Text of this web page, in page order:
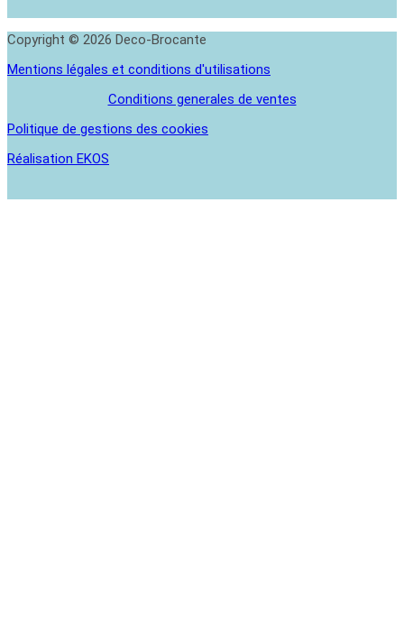
Copyright © 2026 Deco-Brocante
Mentions légales et conditions d'utilisations
Conditions generales de ventes
Politique de gestions des cookies
Réalisation EKOS